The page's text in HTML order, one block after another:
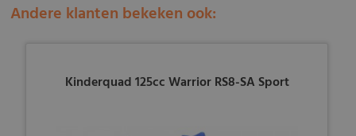
Andere klanten bekeken ook:
Kinderquad 125cc Warrior RS8-SA Sport